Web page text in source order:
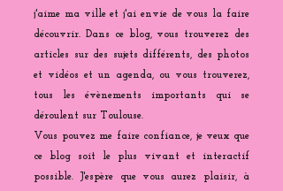
j'aime ma ville et j'ai envie de vous la faire
découvrir. Dans ce blog, vous trouverez des
articles sur des sujets différents, des photos
et vidéos et un agenda, ou vous trouverez,
tous les évènements importants qui se
déroulent sur Toulouse.
Vous pouvez me faire confiance, je veux que
ce blog soit le plus vivant et interactif
possible. J'espère que vous aurez plaisir, à